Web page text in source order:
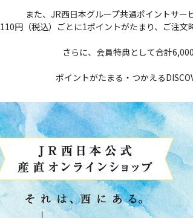
また、JR西日本グループ共通ポイントサー
110円（税込）ごとに1ポイントがたまり、ご注文
さらに、会員特典として合計
ポイントがたまる・つかえる